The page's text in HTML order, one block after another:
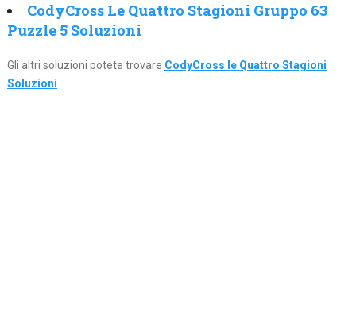
CodyCross Le Quattro Stagioni Gruppo 63
Puzzle 5 Soluzioni
Gli altri soluzioni potete trovare CodyCross le Quattro Stagioni
Soluzioni.